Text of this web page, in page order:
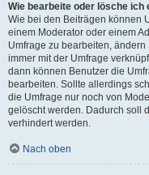
Wie bearbeite oder lösche ich
Wie bei den Beiträgen können
einem Moderator oder einem
Umfrage zu bearbeiten,
immer mit der Umfrage
dann können Benutzer die
bearbeiten. Sollte allerdings
die Umfrage nur noch von
gelöscht werden. Dadurch soll
verhindert werden.
Nach oben